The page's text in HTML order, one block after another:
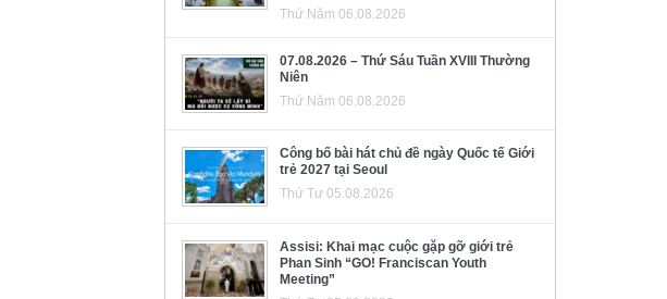
Thứ Năm 06.08.2026
07.08.2026 – Thứ Sáu Tuần XVIII Thường
Niên
Thứ Năm 06.08.2026
Công bố bài hát chủ đề ngày Quốc tế Giới
trẻ 2027 tại Seoul
Thứ Tư 05.08.2026
Assisi: Khai mạc cuộc gặp gỡ giới trẻ
Phan Sinh “GO! Franciscan Youth
Meeting”